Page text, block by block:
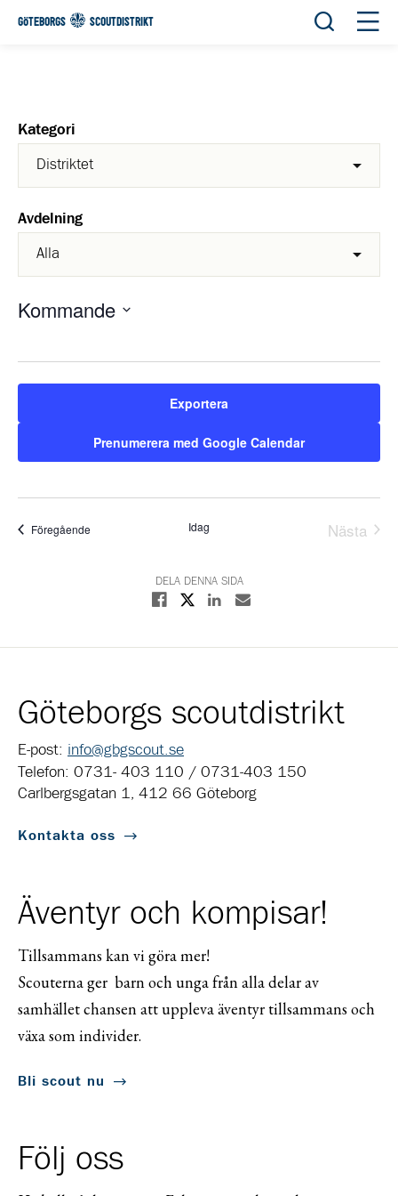
GÖTEBORGS SCOUTDISTRIKT Öppna
Kategori
Avdelning
Kommande
datum.
Exportera
Prenumerera med Google Calendar
Föregående Idag
Nästa
DELA DENNA SIDA
Dela på Facebook
Dela på XDela på Linkedin
Dela med E-post
Göteborgs scoutdistrikt
E-post: info@gbgscout.se
Telefon: 0731- 403 110 / 0731-403 150
Carlbergsgatan 1, 412 66 Göteborg
Kontakta oss
Äventyr och kompisar!
Tillsammans kan vi göra mer!
Scouterna ger barn och unga från alla delar av
samhället chansen att uppleva äventyr tillsammans och
växa som individer.
Bli scout nu
Följ oss